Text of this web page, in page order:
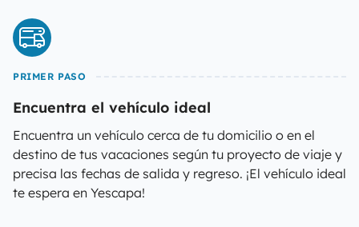
PRIMER PASO
Encuentra el vehículo ideal
Encuentra un vehículo cerca de tu domicilio o en el
destino de tus vacaciones según tu proyecto de viaje y
precisa las fechas de salida y regreso. ¡El vehículo ideal
te espera en Yescapa!